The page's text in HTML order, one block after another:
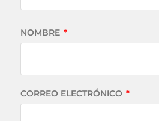
NOMBRE *
CORREO ELECTRÓNICO *